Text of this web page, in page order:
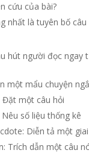
cứu của bài?
nhất là tuyên bố
hút người đọc
một mẩu chuyện
Đặt một câu hỏi
số liệu thống kê
Diễn tả một
Trích dẫn một câu